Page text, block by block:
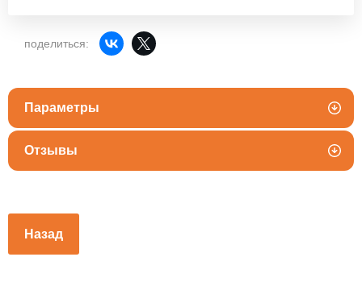
поделиться:
Параметры
Отзывы
Назад